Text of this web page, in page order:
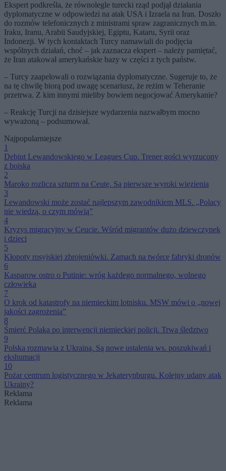
Ekspert podkreśla, że równolegle turecki rząd podjął działania
dyplomatyczne w odpowiedzi na atak USA i Izraela na Iran. Doszło
do rozmów telefonicznych z ministrami spraw zagranicznych m.in.
Iraku, Iranu, Arabii Saudyjskiej, Egiptu, Kataru, Syrii oraz
Indonezji. W tych kontaktach Turcy namawiali do podjęcia
wspólnych działań, choć – jak zaznacza ekspert – należy pamiętać,
że Iran atakował amerykańskie bazy w części z tych państw.
– Turcy zaapelowali o rozwiązania dyplomatyczne. Sugeruje to, że
na tę chwilę biorą pod uwagę scenariusz, że reżim w Teheranie
przetrwa. Z kim innymi mieliby bowiem negocjować Amerykanie?
– Reakcję Turcji na dzisiejsze wydarzenia nazwałbym mocno
wyważoną – podsumował.
Najpopularniejsze
1
Debiut Lewandowskiego w Leagues Cup. Trener gości wyrzucony
z boiska
2
Maroko rozlicza szturm na Ceutę. Są pierwsze wyroki więzienia
3
Lewandowski może zostać najlepszym zawodnikiem MLS. „Polacy
nie wiedzą, o czym mówią”
4
Kryzys migracyjny w Ceucie. Wśród migrantów dużo dziewczynek
i dzieci
5
Kłopoty rosyjskiej zbrojeniówki. Zamach na twórcę fabryki dronów
6
Kasparow ostro o Putinie: wróg każdego normalnego, wolnego
człowieka
7
O krok od katastrofy na niemieckim lotnisku. MSW mówi o „nowej
jakości zagrożenia”
8
Śmierć Polaka po interwencji niemieckiej policji. Trwa śledztwo
9
Polska rozmawia z Ukrainą. Są nowe ustalenia ws. poszukiwań i
ekshumacji
10
Pożar centrum logistycznego w Jekaterynburgu. Kolejny udany atak
Ukrainy?
Reklama
Reklama